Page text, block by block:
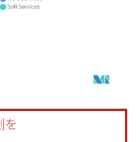
の表示が必要です。